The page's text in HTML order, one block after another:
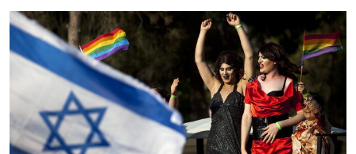
fragen & hilfe
unterstützen
genossenschaft